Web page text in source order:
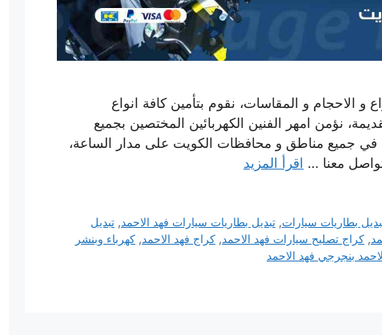
و الاحجام و المقاسات، نقوم بتأمين كافة انواع
نؤمن امهر الفنين الكهربائين المختصين بجميع
في جميع مناطق و محافظات الكويت على مدار الساعة،
معنا … اقرأ المزيد
بطاريات سيارات,تبديل بطاريات سيارات فهد الاحمد,تبديل
, كراج تصليح سيارات فهد الاحمد, كراج فهد الاحمد, كهرباء وبنشر
بنجرجي فهد الاحمد